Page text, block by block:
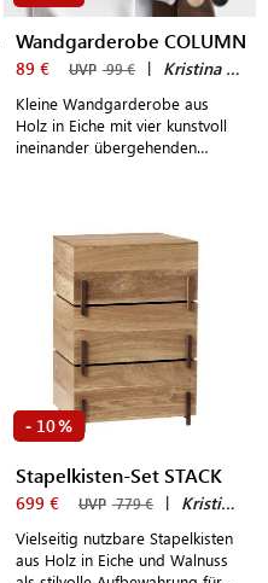
Wandgarderobe COLUMN
89 € UVP 99 € | Kristina Dam
Kleine Wandgarderobe aus
Holz in Eiche mit vier kunstvoll
ineinander übergehenden
- 10%
Stapelkisten-Set STACK
699 € UVP 779 € | Kristina Dam
Vielseitig nutzbare Stapelkisten
aus Holz in Eiche und Walnuss